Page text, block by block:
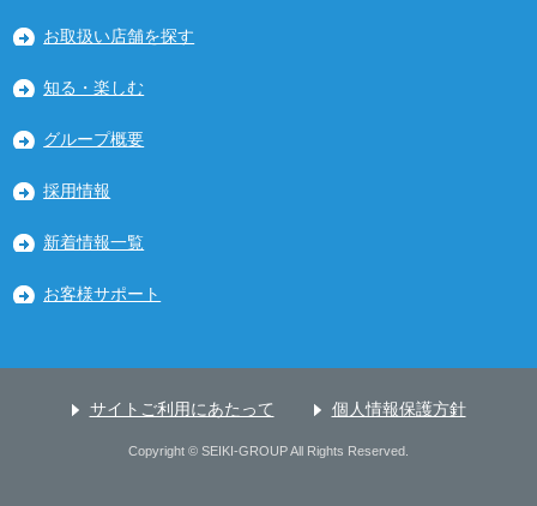
お取扱い店舗を探す
知る・楽しむ
グループ概要
採用情報
新着情報一覧
お客様サポート
サイトご利用にあたって 個人情報保護方針
Copyright © SEIKI-GROUP All Rights Reserved.